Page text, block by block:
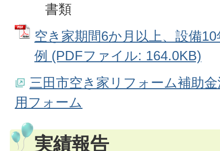
書類
空き家期間6か月以上、設備
例 (PDFファイル: 164.0KB)
三田市空き家リフォーム補助
用フォーム
実績報告